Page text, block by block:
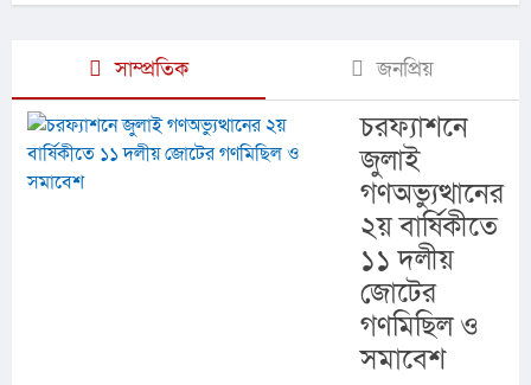
সাম্প্রতিক জনপ্রিয়
চরফ্যাশনে
জুলাই
গণঅভ্যুত্থানের
২য় বার্ষিকীতে
১১ দলীয়
জোটের
গণমিছিল ও
সমাবেশ